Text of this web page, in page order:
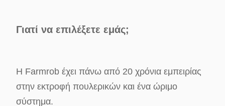
Γιατί να επιλέξετε εμάς;
Η Farmrob έχει πάνω από 20 χρόνια εμπειρίας
στην εκτροφή πουλερικών και ένα ώριμο
σύστημα.